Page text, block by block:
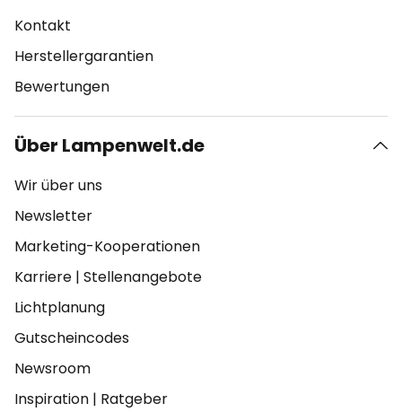
Kontakt
Herstellergarantien
Bewertungen
Über Lampenwelt.de
Wir über uns
Newsletter
Marketing-Kooperationen
Karriere | Stellenangebote
Lichtplanung
Gutscheincodes
Newsroom
Inspiration | Ratgeber